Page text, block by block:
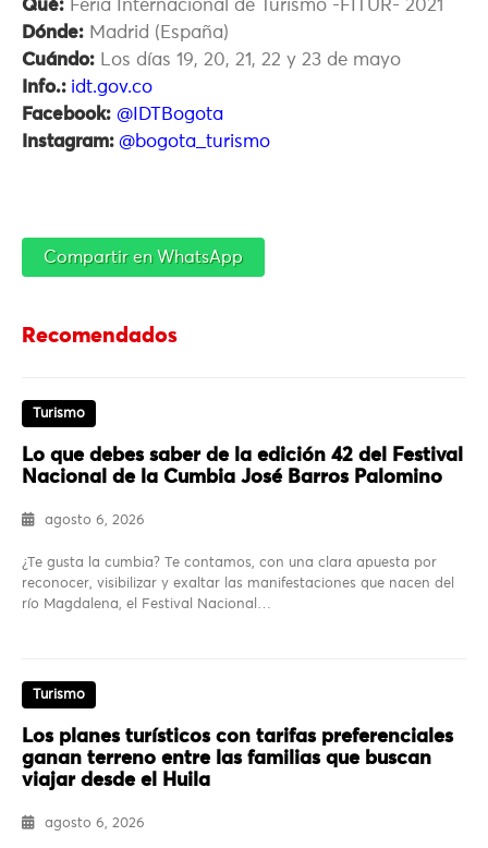
Qué: Feria Internacional de Turismo -FITUR- 2021
Dónde: Madrid (España)
Cuándo: Los días 19, 20, 21, 22 y 23 de mayo
Info.: idt.gov.co
Facebook: @IDTBogota
Instagram: @bogota_turismo
Compartir en WhatsApp
Recomendados
Turismo
Lo que debes saber de la edición 42 del Festival
Nacional de la Cumbia José Barros Palomino
agosto 6, 2026
¿Te gusta la cumbia? Te contamos, con una clara apuesta por
reconocer, visibilizar y exaltar las manifestaciones que nacen del
río Magdalena, el Festival Nacional…
Turismo
Los planes turísticos con tarifas preferenciales
ganan terreno entre las familias que buscan
viajar desde el Huila
agosto 6, 2026